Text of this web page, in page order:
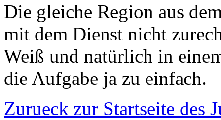
Die gleiche Region aus
mit dem Dienst nicht
Weiß und natürlich in
die Aufgabe ja zu einfach.
Zurueck zur Startseite des